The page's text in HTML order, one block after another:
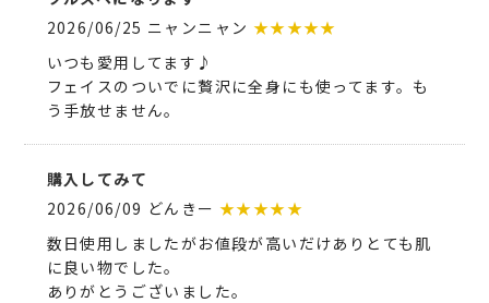
2026/06/25 ニャンニャン ★★★★★
いつも愛用してます♪
フェイスのついでに贅沢に全身にも使ってます。も
う手放せません。
購入してみて
2026/06/09 どんきー ★★★★★
数日使用しましたがお値段が高いだけありとても肌
に良い物でした。
ありがとうございました。